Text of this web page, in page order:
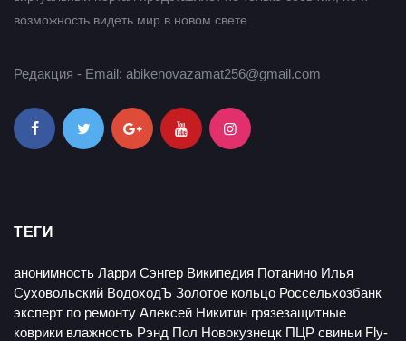
возможность видеть мир в новом свете.
Редакция - Email: abikenovazamat256@gmail.com
ТЕГИ
анонимность Ларри Сэнгер Википедия Потанино Илья
Суховольский ВодоходЪ Золотое кольцо Россельхозбанк
эксперт по ремонту Алексей Никитин грязезащитные
коврики влажность Рэнд Пол Новокузнецк ПЦР свиньи Fly-